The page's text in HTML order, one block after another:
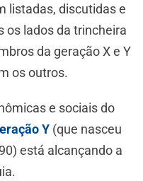
listadas, discutidas e
os lados da trincheira
da geração X e Y
os outros.
e sociais do
Y (que nasceu
está alcançando a